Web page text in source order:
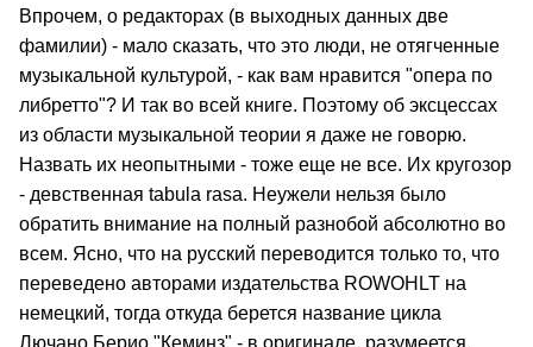
Впрочем, о редакторах (в выходных данных две
фамилии) - мало сказать, что это люди, не отягченные
музыкальной культурой, - как вам нравится "опера по
либретто"? И так во всей книге. Поэтому об эксцессах
из области музыкальной теории я даже не говорю.
Назвать их неопытными - тоже еще не все. Их кругозор
- девственная tabula rasa. Неужели нельзя было
обратить внимание на полный разнобой абсолютно во
всем. Ясно, что на русский переводится только то, что
переведено авторами издательства ROWOHLT на
немецкий, тогда откуда берется название цикла